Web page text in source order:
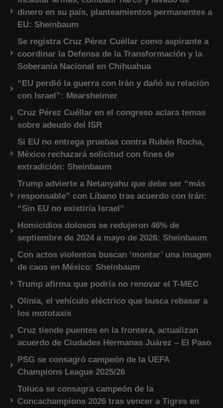
dinero en su país, planteamientos permanentes a
EU: Sheinbaum
Se registra Cruz Pérez Cuéllar como aspirante a
coordinar la Defensa de la Transformación y la
Soberanía Nacional en Chihuahua
“EU perdió la guerra con Irán y dañó su relación
con Israel”: Mearsheimer
Cruz Pérez Cuéllar en el congreso aclara temas
sobre adeudo del ISR
Si EU no entrega pruebas contra Rubén Rocha,
México rechazará solicitud con fines de
extradición: Sheinbaum
Trump advierte a Netanyahu que debe ser “más
responsable” con Líbano tras acuerdo con Irán:
“Sin EU no existiría Israel”
Homicidios dolosos se redujeron 46% de
septiembre de 2024 a mayo de 2026: Sheinbaum
Con actos violentos buscan ‘montar’ una imagen
de caos en México: Sheinbaum
Trump afirma que podría no renovar el T-MEC
Olinia, el vehículo eléctrico que busca rebasar a
los mototaxis
Cruz tiende puentes en la frontera, actualizan
acuerdo de Ciudades Hermanas Juárez – El Paso
PSG se consagró campeón de la UEFA
Champions League 2025/26
Toluca se consagra campeón de la
Concachampions 2026 tras vencer a Tigres en